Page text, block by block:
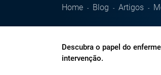
Home Blog Artigos
Descubra o papel do
intervenção.